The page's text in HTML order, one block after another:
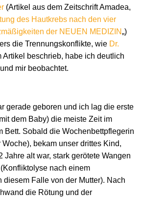
(Artikel aus dem Zeitschrift Amadea,
des Hautkrebs nach den vier
der NEUEN MEDIZIN„)
die Trennungskonflikte, wie Dr.
Artikel beschrieb, habe ich deutlich
mir beobachtet.
gerade geboren und ich lag die erste
dem Baby) die meiste Zeit im
Bett. Sobald die Wochenbettpflegerin
bekam unser drittes Kind,
Jahre alt war, stark gerötete Wangen
(Konfliktolyse nach einem
diesem Falle von der Mutter). Nach
die Rötung und der